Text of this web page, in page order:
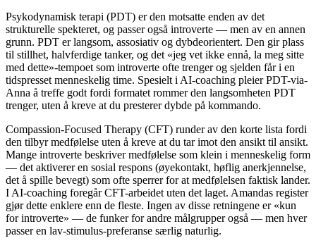
Psykodynamisk terapi (PDT) er den motsatte enden av det
strukturelle spekteret, og passer også introverte — men av en annen
grunn. PDT er langsom, assosiativ og dybdeorientert. Den gir plass
til stillhet, halvferdige tanker, og det «jeg vet ikke ennå, la meg sitte
med dette»-tempoet som introverte ofte trenger og sjelden får i en
tidspresset menneskelig time. Spesielt i AI-coaching pleier PDT-via-
Anna å treffe godt fordi formatet rommer den langsomheten PDT
trenger, uten å kreve at du presterer dybde på kommando.
Compassion-Focused Therapy (CFT) runder av den korte lista fordi
den tilbyr medfølelse uten å kreve at du tar imot den ansikt til ansikt.
Mange introverte beskriver medfølelse som klein i menneskelig form
— det aktiverer en sosial respons (øyekontakt, høflig anerkjennelse,
det å spille bevegt) som ofte sperrer for at medfølelsen faktisk lander.
I AI-coaching foregår CFT-arbeidet uten det laget. Amandas register
gjør dette enklere enn de fleste. Ingen av disse retningene er «kun
for introverte» — de funker for andre målgrupper også — men hver
passer en lav-stimulus-preferanse særlig naturlig.